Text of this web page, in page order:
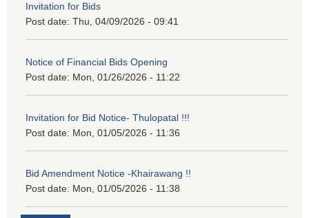
Invitation for Bids
Post date: Thu, 04/09/2026 - 09:41
Notice of Financial Bids Opening
Post date: Mon, 01/26/2026 - 11:22
Invitation for Bid Notice- Thulopatal !!!
Post date: Mon, 01/05/2026 - 11:36
Bid Amendment Notice -Khairawang !!
Post date: Mon, 01/05/2026 - 11:38